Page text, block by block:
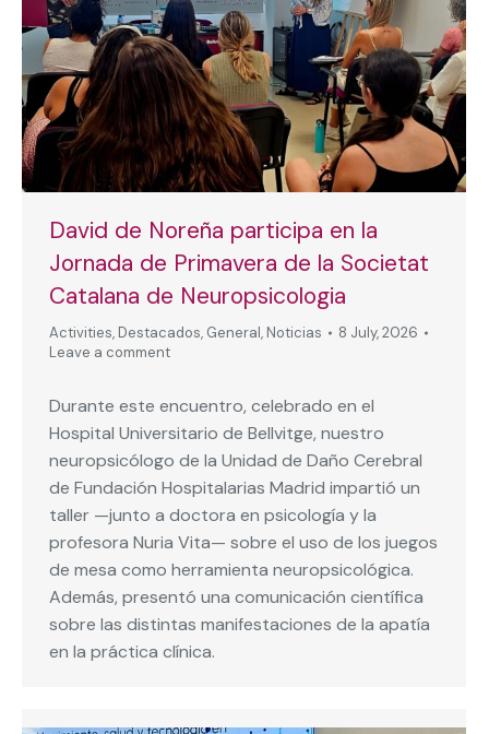
David de Noreña participa en la
Jornada de Primavera de la Societat
Catalana de Neuropsicologia
Activities, Destacados, General, Noticias
8 July, 2026
Leave a comment
Durante este encuentro, celebrado en el
Hospital Universitario de Bellvitge, nuestro
neuropsicólogo de la Unidad de Daño Cerebral
de Fundación Hospitalarias Madrid impartió un
taller —junto a doctora en psicología y la
profesora Nuria Vita— sobre el uso de los juegos
de mesa como herramienta neuropsicológica.
Además, presentó una comunicación científica
sobre las distintas manifestaciones de la apatía
en la práctica clínica.